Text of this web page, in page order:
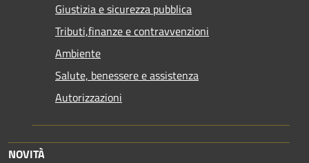
Giustizia e sicurezza pubblica
Tributi,finanze e contravvenzioni
Ambiente
Salute, benessere e assistenza
Autorizzazioni
NOVITÀ